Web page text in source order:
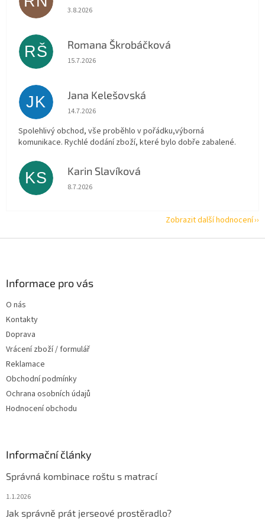
Hodnocení obchodu je 5 z 5 hvězdiček.
3.8.2026
RŠ Romana Škrobáčková
Hodnocení obchodu je 5 z 5 hvězdiček.
15.7.2026
JK Jana Kelešovská
Hodnocení obchodu je 5 z 5 hvězdiček.
14.7.2026
Spolehlivý obchod, vše proběhlo v pořádku,výborná
komunikace. Rychlé dodání zboží, které bylo dobře zabalené.
KS Karin Slavíková
Hodnocení obchodu je 5 z 5 hvězdiček.
8.7.2026
Zobrazit další hodnocení
Informace pro vás
O nás
Kontakty
Doprava
Vrácení zboží / formulář
Reklamace
Obchodní podmínky
Ochrana osobních údajů
Hodnocení obchodu
Informační články
Správná kombinace roštu s matrací
1.1.2026
Jak správně prát jerseové prostěradlo?